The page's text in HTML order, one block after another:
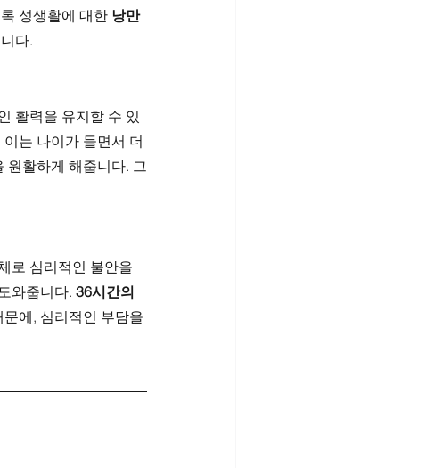
성생활에 대한 낭만
다.
활력을 유지할 수 있
는 나이가 들면서 더
원활하게 해줍니다. 그
로 심리적인 불안을
도와줍니다. 36시간의
에, 심리적인 부담을